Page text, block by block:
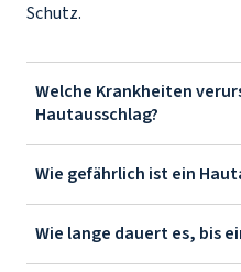
Schutz.
Welche Krankheiten
Hautausschlag?
Wie gefährlich ist ein
Wie lange dauert es, bis